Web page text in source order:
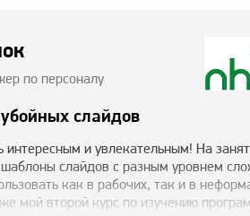
по персоналу
слайдов
интересным и увлекательным! На
слайдов с разным уровнем
как в рабочих, так и в
мой второй курс по изучению